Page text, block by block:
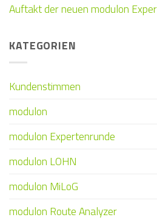
Auftakt der neuen modulon
KATEGORIEN
Kundenstimmen
modulon
modulon Expertenrunde
modulon LOHN
modulon MiLoG
modulon Route Analyzer